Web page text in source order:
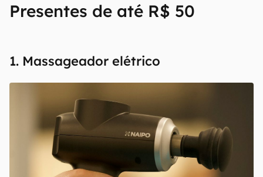
Presentes de até R$ 50
1. Massageador elétrico